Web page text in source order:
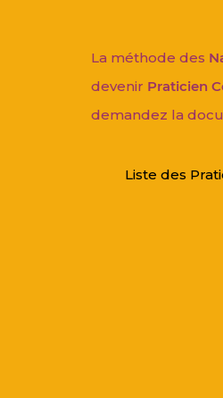
La méthode des
devenir Praticien
demandez la
Liste des